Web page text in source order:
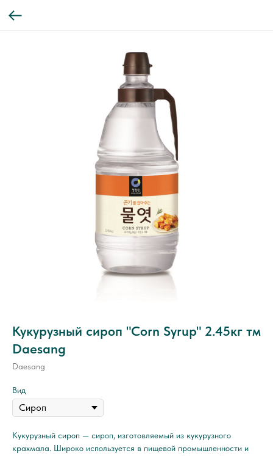
Кукурузный сироп "Corn Syrup" 2.45кг тм
Daesang
Daesang
Вид
Кукурузный сироп — сироп, изготовляемый из кукурузного
крахмала. Широко используется в пищевой промышленности и